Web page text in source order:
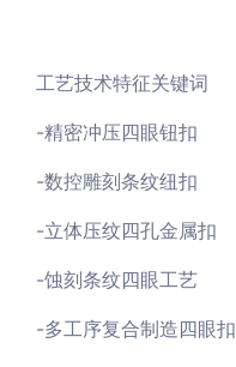
工艺技术特征关键词
-精密冲压四眼钮扣
-数控雕刻条纹纽扣
-立体压纹四孔金属扣
-蚀刻条纹四眼工艺
-多工序复合制造四眼扣